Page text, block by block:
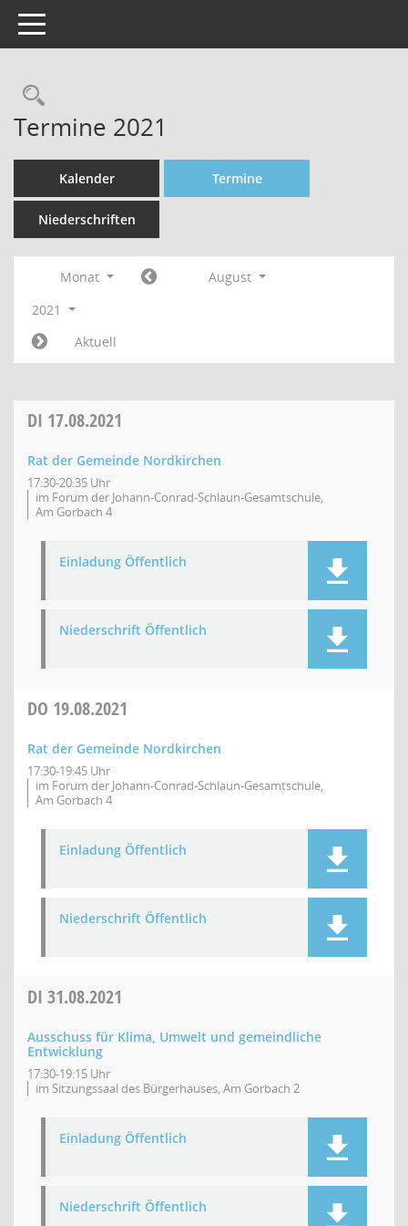
Toggle navigation
Rechercheauswahl
Termine 2021
Kalender Termine
Niederschriften
Monat
August
2021
Aktuell
DI 17.08.2021
Rat der Gemeinde Nordkirchen
17:30-20:35 Uhr
im Forum der Johann-Conrad-Schlaun-Gesamtschule,
Am Gorbach 4
Einladung Öffentlich
Niederschrift Öffentlich
DO 19.08.2021
Rat der Gemeinde Nordkirchen
17:30-19:45 Uhr
im Forum der Johann-Conrad-Schlaun-Gesamtschule,
Am Gorbach 4
Einladung Öffentlich
Niederschrift Öffentlich
DI 31.08.2021
Ausschuss für Klima, Umwelt und gemeindliche
Entwicklung
17:30-19:15 Uhr
im Sitzungssaal des Bürgerhauses, Am Gorbach 2
Einladung Öffentlich
Niederschrift Öffentlich